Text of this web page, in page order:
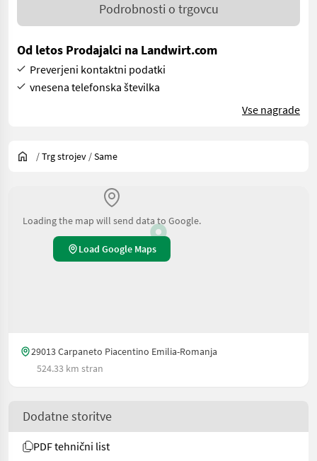
Podrobnosti o trgovcu
Od letos Prodajalci na Landwirt.com
Preverjeni kontaktni podatki
vnesena telefonska številka
Vse nagrade
/Trg strojev /Same
Loading the map will send data to Google.
Load Google Maps
29013 Carpaneto Piacentino Emilia-Romanja
524.33 km stran
Dodatne storitve
PDF tehnični list